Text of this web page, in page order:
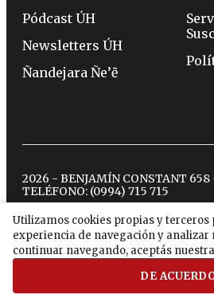
Utilizamos cookies propias y
experiencia de navegación y analizar
continuar navegando, aceptás nuestra
DE
Pódcast ÚH
Newsletters ÚH
Ñandejara Ñe’ẽ
2026 - BENJAMÍN CONSTANT
TELÉFONO: (0994) 715 715
twitterinstagram
facebook
tiktok